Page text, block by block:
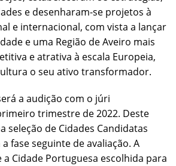
e desenharam-se projetos à
e internacional, com vista a lançar
e uma Região de Aveiro mais
e atrativa à escala Europeia,
o seu ativo transformador.
a audição com o júri
trimestre de 2022. Deste
seleção de Cidades Candidatas
fase seguinte de avaliação. A
Cidade Portuguesa escolhida para